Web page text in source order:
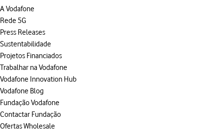
A Vodafone
Rede 5G
Press Releases
Sustentabilidade
Projetos Financiados
Trabalhar na Vodafone
Vodafone Innovation Hub
Vodafone Blog
Fundação Vodafone
Contactar Fundação
Ofertas Wholesale